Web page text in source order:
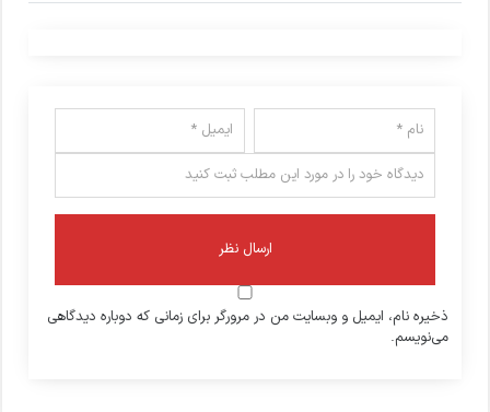
ذخیره نام، ایمیل و وبسایت من در مرورگر برای زمانی که دوباره دیدگاهی
می‌نویسم.